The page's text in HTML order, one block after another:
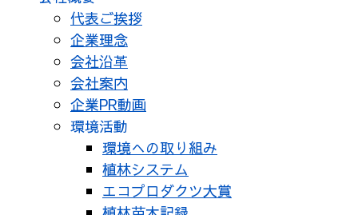
代表ご挨拶
企業理念
会社沿革
会社案内
企業PR動画
環境活動
環境への取り組み
植林システム
エコプロダクツ大賞